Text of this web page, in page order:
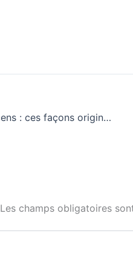
Brûle-bougie parfumée, huile à brûler, encens : ces façons originales de parfumer son intérieur
Les champs obligatoires